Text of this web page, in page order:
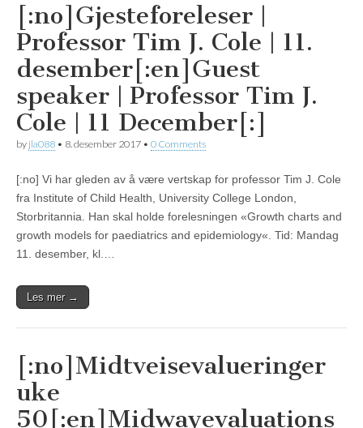
[:no]Gjesteforeleser |
Professor Tim J. Cole | 11.
desember[:en]Guest
speaker | Professor Tim J.
Cole | 11 December[:]
by jla088 • 8. desember 2017 • 0 Comments
[:no] Vi har gleden av å være vertskap for professor Tim J. Cole
fra Institute of Child Health, University College London,
Storbritannia. Han skal holde forelesningen «Growth charts and
growth models for paediatrics and epidemiology«. Tid: Mandag
11. desember, kl.…
Les mer →
[:no]Midtveisevalueringer
uke
50[:en]Midwayevaluations